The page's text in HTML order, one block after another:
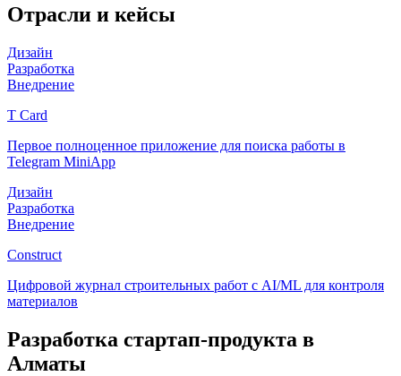
Отрасли и кейсы
Дизайн
Разработка
Внедрение
T Card
Первое полноценное приложение для поиска работы в
Telegram MiniApp
Дизайн
Разработка
Внедрение
Construct
Цифровой журнал строительных работ с AI/ML для контроля
материалов
Разработка стартап-продукта в
Алматы